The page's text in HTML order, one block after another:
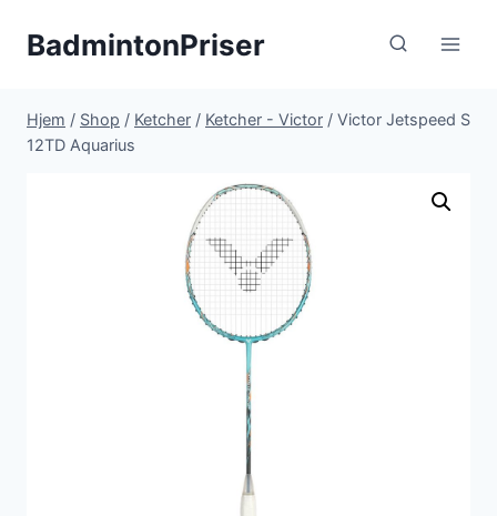
BadmintonPriser
Hjem / Shop / Ketcher / Ketcher - Victor / Victor Jetspeed S
12TD Aquarius